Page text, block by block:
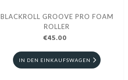
BLACKROLL GROOVE PRO FOAM
ROLLER
€45.00
IN DEN EINKAUFSWAGEN